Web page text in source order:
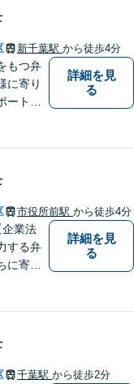
わせく
れも
新千葉駅 から徒歩4分
もつ弁
に寄り
ト精
負担
てい
駅徒歩
詳細を見
る
市役所前駅 から徒歩4分
企業法
する弁
寄り
があ
ださ
可】
詳細を見
る
千葉駅 から徒歩2分